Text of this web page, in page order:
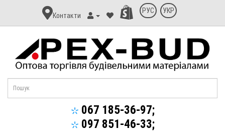
Контакт
Апекс-
Контакти
РУС УКР
067 185-36-97;
097 851-46-33;